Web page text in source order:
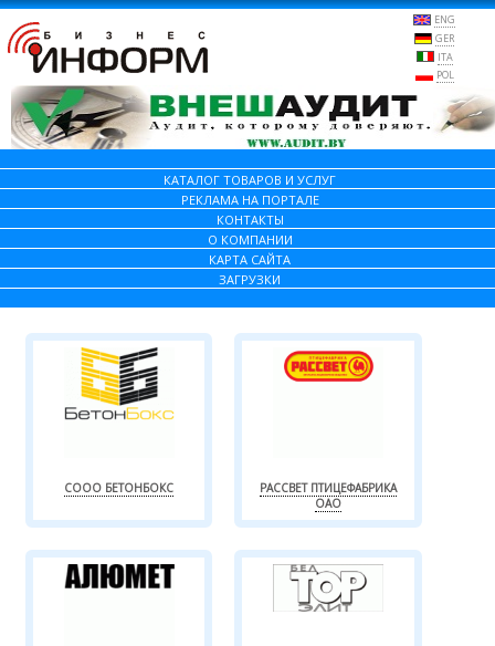
ENG
GER
ITA
POL
КАТАЛОГ ТОВАРОВ И УСЛУГ
РЕКЛАМА НА ПОРТАЛЕ
КОНТАКТЫ
О КОМПАНИИ
КАРТА САЙТА
ЗАГРУЗКИ
СООО БЕТОНБОКС
РАССВЕТ ПТИЦЕФАБРИКА
ОАО